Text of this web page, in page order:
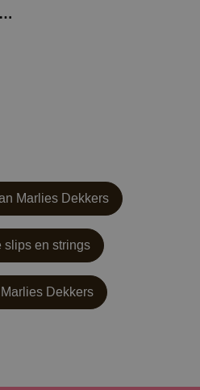
Marlies Dekkers space odyssey string
Marlies Dekkers
slips en strings
Marlies Dekkers